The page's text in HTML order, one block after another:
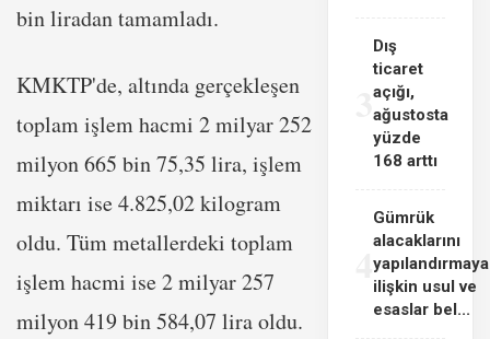
bin liradan tamamladı.
KMKTP'de, altında gerçekleşen
toplam işlem hacmi 2 milyar 252
milyon 665 bin 75,35 lira, işlem
miktarı ise 4.825,02 kilogram
oldu. Tüm metallerdeki toplam
işlem hacmi ise 2 milyar 257
milyon 419 bin 584,07 lira oldu.
3
Dış
ticaret
açığı,
ağustosta
yüzde
168 arttı
4
Gümrük
alacaklarını
yapılandırmaya
ilişkin usul ve
esaslar bel...